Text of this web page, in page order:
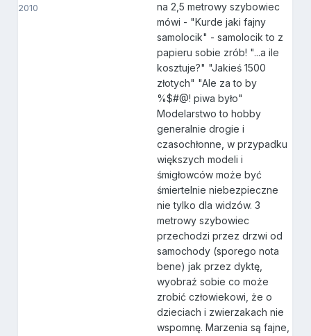
2010
na 2,5 metrowy szybowiec
mówi - "Kurde jaki fajny
samolocik" - samolocik to z
papieru sobie zrób! "...a ile
kosztuje?" "Jakieś 1500
złotych" "Ale za to by
%$#@! piwa było"
Modelarstwo to hobby
generalnie drogie i
czasochłonne, w przypadku
większych modeli i
śmigłowców może być
śmiertelnie niebezpieczne
nie tylko dla widzów. 3
metrowy szybowiec
przechodzi przez drzwi od
samochody (sporego nota
bene) jak przez dyktę,
wyobraź sobie co może
zrobić człowiekowi, że o
dzieciach i zwierzakach nie
wspomnę. Marzenia są fajne,